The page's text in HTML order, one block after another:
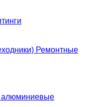
Ремонтные
алюминиевые